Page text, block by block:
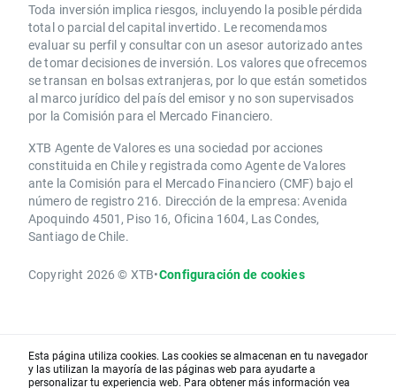
Toda inversión implica riesgos, incluyendo la posible pérdida
total o parcial del capital invertido. Le recomendamos
evaluar su perfil y consultar con un asesor autorizado antes
de tomar decisiones de inversión. Los valores que ofrecemos
se transan en bolsas extranjeras, por lo que están sometidos
al marco jurídico del país del emisor y no son supervisados
por la Comisión para el Mercado Financiero.
XTB Agente de Valores es una sociedad por acciones
constituida en Chile y registrada como Agente de Valores
ante la Comisión para el Mercado Financiero (CMF) bajo el
número de registro 216. Dirección de la empresa: Avenida
Apoquindo 4501, Piso 16, Oficina 1604, Las Condes,
Santiago de Chile.
Copyright 2026 © XTB•Configuración de cookies
Esta página utiliza cookies. Las cookies se almacenan en tu navegador
y las utilizan la mayoría de las páginas web para ayudarte a
personalizar tu experiencia web. Para obtener más información vea